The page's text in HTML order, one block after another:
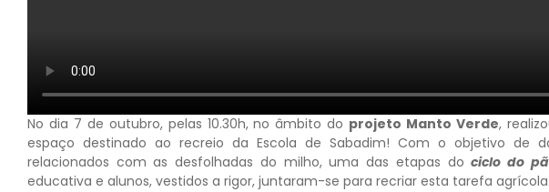
No dia 7 de outubro, pelas 10.30h, no âmbito do projeto Manto Verde,
espaço destinado ao recreio da Escola de Sabadim! Com o objetivo de
relacionados com as desfolhadas do milho, uma das etapas dociclo do
educativa e alunos, vestidos a rigor, juntaram-se para recriar esta tarefa agrícola.